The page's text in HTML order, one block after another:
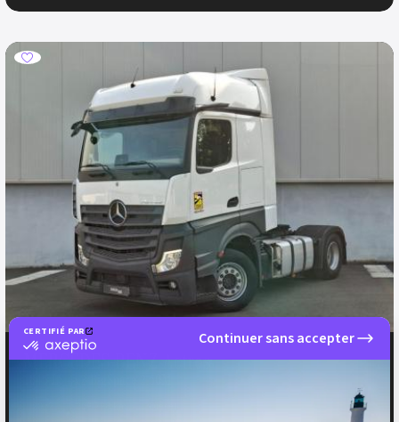
CERTIFIÉ PAR
certifié
Continuer sans accepter
MERCEDES-BENZ Actros